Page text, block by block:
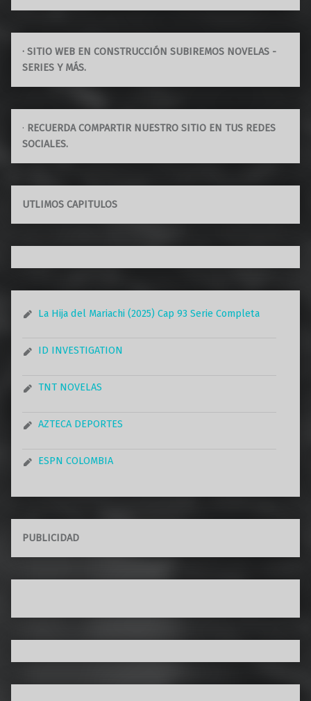
· SITIO WEB EN CONSTRUCCIÓN SUBIREMOS NOVELAS -
SERIES Y MÁS.
· RECUERDA COMPARTIR NUESTRO SITIO EN TUS REDES
SOCIALES.
UTLIMOS CAPITULOS
La Hija del Mariachi (2025) Cap 93 Serie Completa
ID INVESTIGATION
TNT NOVELAS
AZTECA DEPORTES
ESPN COLOMBIA
PUBLICIDAD